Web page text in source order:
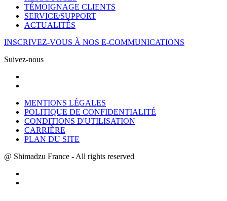
TÉMOIGNAGE CLIENTS
SERVICE/SUPPORT
ACTUALITÉS
INSCRIVEZ-VOUS À NOS E-COMMUNICATIONS
Suivez-nous
MENTIONS LÉGALES
POLITIQUE DE CONFIDENTIALITÉ
CONDITIONS D'UTILISATION
CARRIÈRE
PLAN DU SITE
@ Shimadzu France - All rights reserved